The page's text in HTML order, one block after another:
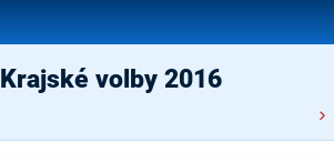
Krajské volby 2016